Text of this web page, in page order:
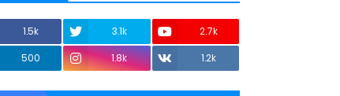
1.5k 3.1k
2.7k
500
1.8k 1.2k